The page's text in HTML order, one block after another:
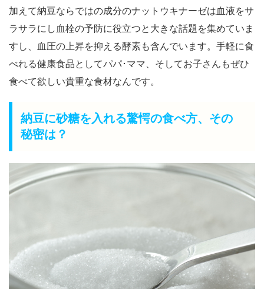
加えて納豆ならではの成分のナットウキナーゼは血液をサ
ラサラにし血栓の予防に役立つと大きな話題を集めていま
すし、血圧の上昇を抑える酵素も含んでいます。手軽に食
べれる健康食品としてパパ･ママ、そしてお子さんもぜひ
食べて欲しい貴重な食材なんです。
納豆に砂糖を入れる驚愕の食べ方、その
秘密は？